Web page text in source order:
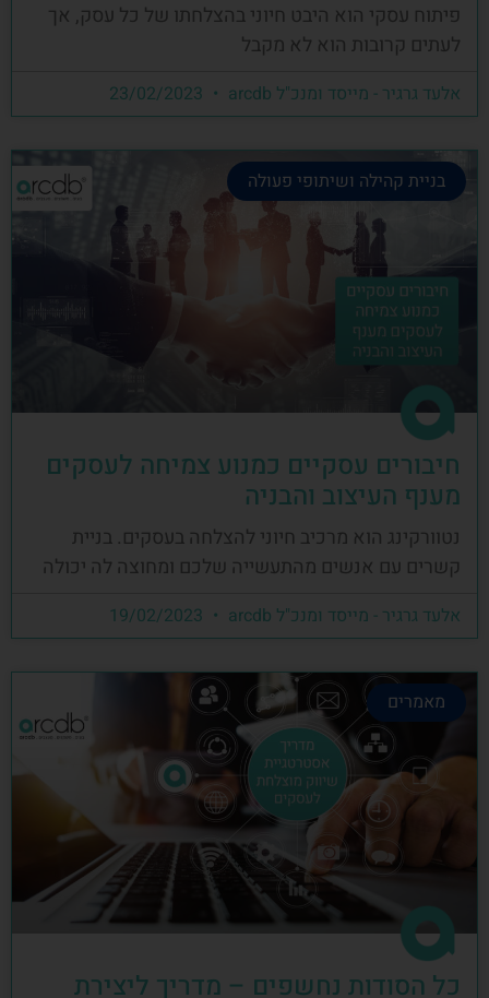
פיתוח עסקי הוא היבט חיוני בהצלחתו של כל עסק, אך
לעתים קרובות הוא לא מקבל
אלעד גרגיר - מייסד ומנכ"ל arcdb
בניית קהילה ושיתופי פעולה
חיבורים עסקיים כמנוע צמיחה לעסקים
מענף העיצוב והבניה
נטוורקינג הוא מרכיב חיוני להצלחה בעסקים. בניית
קשרים עם אנשים מהתעשייה שלכם ומחוצה לה יכולה
אלעד גרגיר - מייסד ומנכ"ל arcdb
מאמרים
כל הסודות נחשפים – מדריך ליצירת